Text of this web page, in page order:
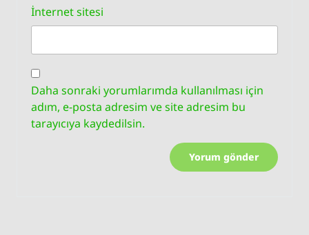
İnternet sitesi
Daha sonraki yorumlarımda kullanılması için
adım, e-posta adresim ve site adresim bu
tarayıcıya kaydedilsin.